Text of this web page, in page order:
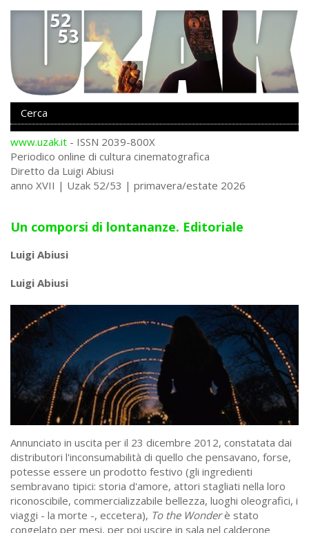
www.uzak.it - ISSN 2039-800X
Periodico online di cultura cinematografica
Diretto da Luigi Abiusi
anno XVII | Uzak 52/53 | primavera/estate 2026
Un comporsi di lontananze. Editoriale
Luigi Abiusi
Luigi Abiusi
Annunciato in uscita per il 23 dicembre 2012, constatata dai
distributori l'inconsumabilità di quello che pensavano, forse,
potesse essere un prodotto festivo (gli ingredienti
sembravano tipici: storia d'amore, attori stagliati nella loro
riconoscibile, commercializzabile bellezza, luoghi oleografici, i
viaggi - la morte -, eccetera), To the Wonderè stato
congelato per mesi, per poi uscire in sala nel calderone